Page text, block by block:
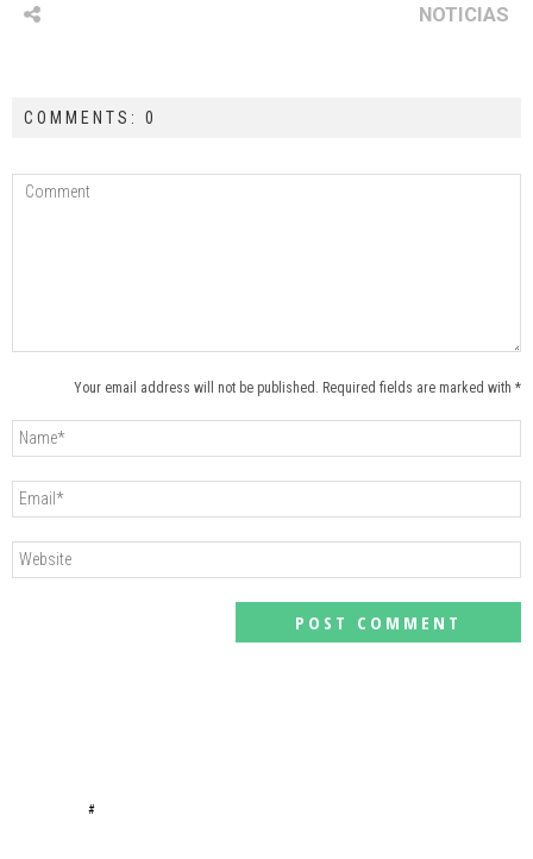
NOTICIAS
COMMENTS: 0
Your email address will not be published. Required fields are marked with *
#